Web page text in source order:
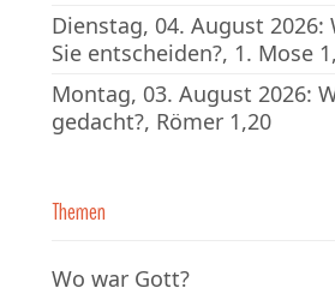
Dienstag, 04. August 2026:
Sie entscheiden?, 1. Mose
Montag, 03. August 2026:
gedacht?, Römer 1,20
Themen
Wo war Gott?